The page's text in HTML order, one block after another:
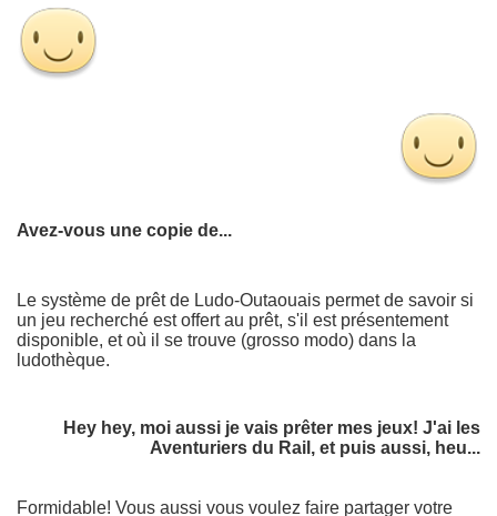
Avez-vous une copie de...
Le système de prêt de Ludo-Outaouais permet de savoir si
un jeu recherché est offert au prêt, s'il est présentement
disponible, et où il se trouve (grosso modo) dans la
ludothèque.
Hey hey, moi aussi je vais prêter mes jeux! J'ai les
Aventuriers du Rail, et puis aussi, heu...
Formidable! Vous aussi vous voulez faire partager votre